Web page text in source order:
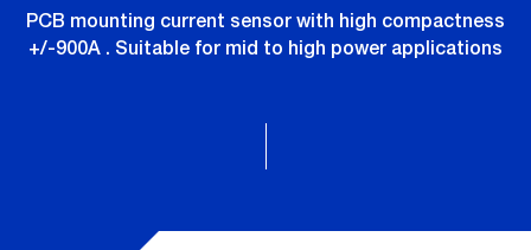
PCB mounting current sensor with high compactness
+/-900A . Suitable for mid to high power applications